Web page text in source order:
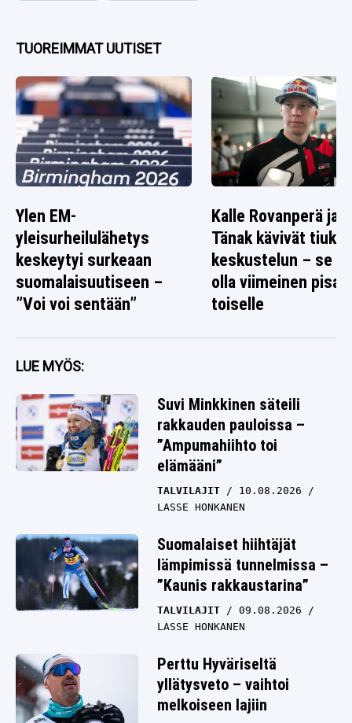
TUOREIMMAT UUTISET
Ylen EM-
yleisurheilulähetys
keskeytyi surkeaan
suomalaisuutiseen –
”Voi voi sentään”
Kalle Rovanperä ja
Tänak kävivät
keskustelun – se
olla viimeinen
toiselle
LUE MYÖS:
Suvi Minkkinen säteili
rakkauden pauloissa –
”Ampumahiihto toi
elämääni”
TALVILAJIT
10.08.2026
LASSE HONKANEN
Suomalaiset hiihtäjät
lämpimissä tunnelmissa –
”Kaunis rakkaustarina”
TALVILAJIT
09.08.2026
LASSE HONKANEN
Perttu Hyväriseltä
yllätysveto – vaihtoi
melkoiseen lajiin